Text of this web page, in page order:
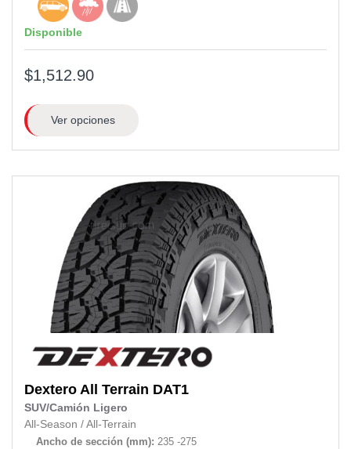
Disponible
$1,512.90
Ver opciones
Dextero All Terrain DAT1
SUV/Camión Ligero
All-Season / All-Terrain
Ancho de sección (mm): 235 -275